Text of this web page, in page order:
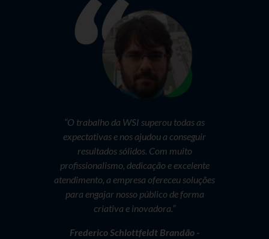
“O trabalho da WSI superou todas as
expectativas e nos ajudou a conseguir
resultados sólidos. Com muito
profissionalismo, dedicação e excelente
atendimento, a empresa ofereceu soluções
para engajar nosso público de forma
criativa e inovadora.”
Frederico Schlottfeldt Brandão -